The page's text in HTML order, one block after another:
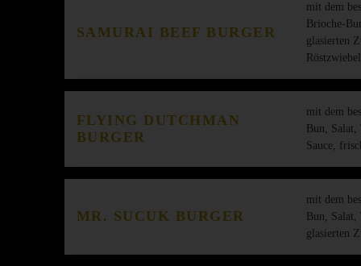
SAMURAI BEEF BURGER
mit dem
Brioche-
glasierten
FLYING DUTCHMAN
BURGER
mit dem
Bun,
Sauce,
MR. SUCUK BURGER
mit dem
Bun,
glasierten